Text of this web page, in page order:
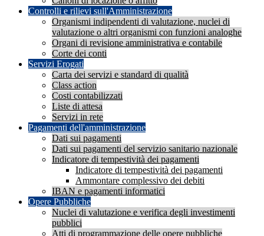
Controlli e rilievi sull'Amministrazione
Organismi indipendenti di valutazione, nuclei di
valutazione o altri organismi con funzioni analoghe
Organi di revisione amministrativa e contabile
Corte dei conti
Servizi Erogati
Carta dei servizi e standard di qualità
Class action
Costi contabilizzati
Liste di attesa
Servizi in rete
Pagamenti dell'amministrazione
Dati sui pagamenti
Dati sui pagamenti del servizio sanitario nazionale
Indicatore di tempestività dei pagamenti
Indicatore di tempestività dei pagamenti
Ammontare complessivo dei debiti
IBAN e pagamenti informatici
Opere Pubbliche
Nuclei di valutazione e verifica degli investimenti
pubblici
Atti di programmazione delle opere pubbliche